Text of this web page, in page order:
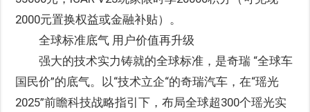
2000元置换权益或金融补贴）。
全球标准底气 用户价值再升级
强大的技术实力铸就的全球标准，是奇瑞 “全球车
国民价”的底气。以“技术立企“的奇瑞汽车，在“瑶光
2025”前瞻科技战略指引下，布局全球超300个瑶光实